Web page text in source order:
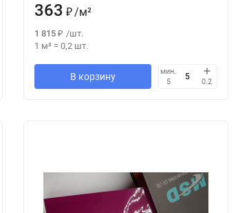
363 ₽/м²
1 815 ₽ /шт.
1 м²= 0,2 шт.
В корзину
мин.
5
0.2